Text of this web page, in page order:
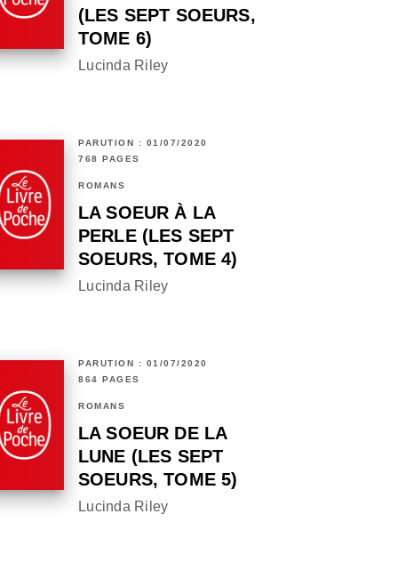
(LES SEPT SOEURS,
TOME 6)
Lucinda Riley
PARUTION : 01/07/2020
768 PAGES
ROMANS
LA SOEUR À LA
PERLE (LES SEPT
SOEURS, TOME 4)
Lucinda Riley
PARUTION : 01/07/2020
864 PAGES
ROMANS
LA SOEUR DE LA
LUNE (LES SEPT
SOEURS, TOME 5)
Lucinda Riley